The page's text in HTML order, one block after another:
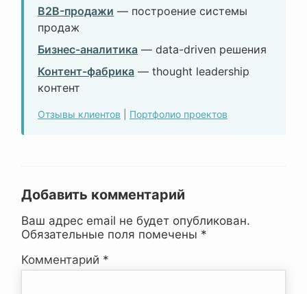
B2B-продажи — построение системы
продаж
Бизнес-аналитика — data-driven решения
Контент-фабрика — thought leadership
контент
Отзывы клиентов Портфолио проектов
Добавить комментарий
Ваш адрес email не будет опубликован.
Обязательные поля помечены *
Комментарий *